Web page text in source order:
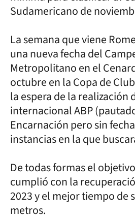
Sudamericano de
La semana que viene
una nueva fecha del
Metropolitano en el
octubre en la Copa de
la espera de la realización
internacional ABP
Encarnación pero sin
instancias en la que
De todas formas el
cumplió con la
2023 y el mejor tiempo de
metros.